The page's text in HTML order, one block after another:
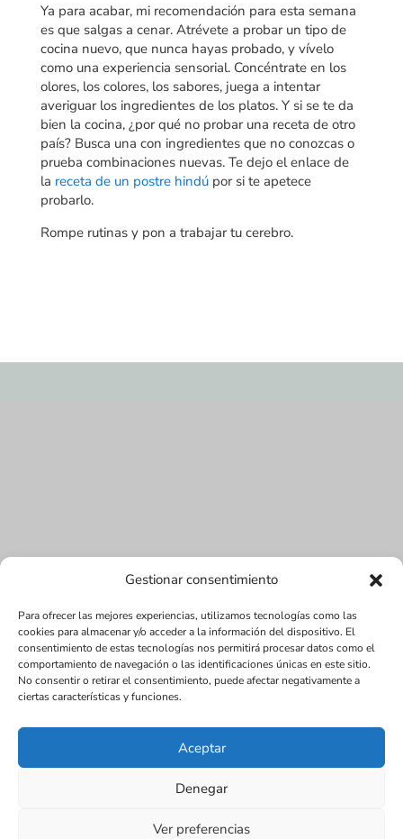
Gestionar consentimiento
Para ofrecer las mejores experiencias, utilizamos tecnologías como las
cookies para almacenar y/o acceder a la información del dispositivo. El
consentimiento de estas tecnologías nos permitirá procesar datos como el
comportamiento de navegación o las identificaciones únicas en este sitio.
No consentir o retirar el consentimiento, puede afectar negativamente a
ciertas características y funciones.
Aceptar
Denegar
Ver preferencias
Ya para acabar, mi recomendación para esta semana
es que salgas a cenar. Atrévete a probar un tipo de
cocina nuevo, que nunca hayas probado, y vívelo
como una experiencia sensorial. Concéntrate en los
olores, los colores, los sabores, juega a intentar
averiguar los ingredientes de los platos. Y si se te da
bien la cocina, ¿por qué no probar una receta de otro
país? Busca una con ingredientes que no conozcas o
prueba combinaciones nuevas. Te dejo el enlace de
la receta de un postre hindúpor si te apetece
probarlo.
Rompe rutinas y pon a trabajar tu cerebro.
Diseñada por Juan Antonio Narváez | LMDV ©
2017
SEO:www.seox.es | 656 545 123 |
Política de cookies (UE)
Aviso Legal
Política de Privacidad
Términos y condiciones